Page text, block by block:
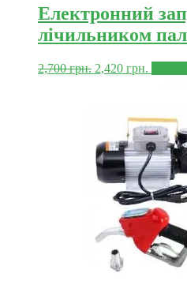
Електронний
лічильником
2,700грн. 2,420 грн.